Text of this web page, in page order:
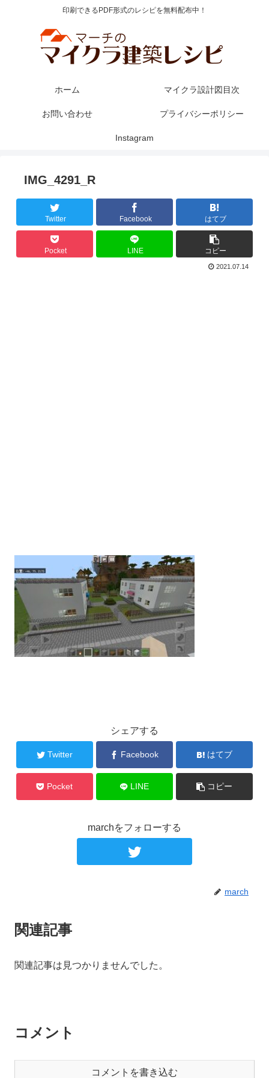
印刷できるPDF形式のレシピを無料配布中！
ホーム マイクラ設計図目次
お問い合わせ プライバシーポリシー
Instagram
IMG_4291_R
Twitter Facebook はてブ
Pocket LINE コピー
2021.07.14
シェアする
Twitter Facebook はてブ
Pocket LINE コピー
marchをフォローする
march
関連記事
関連記事は見つかりませんでした。
コメント
コメントを書き込む